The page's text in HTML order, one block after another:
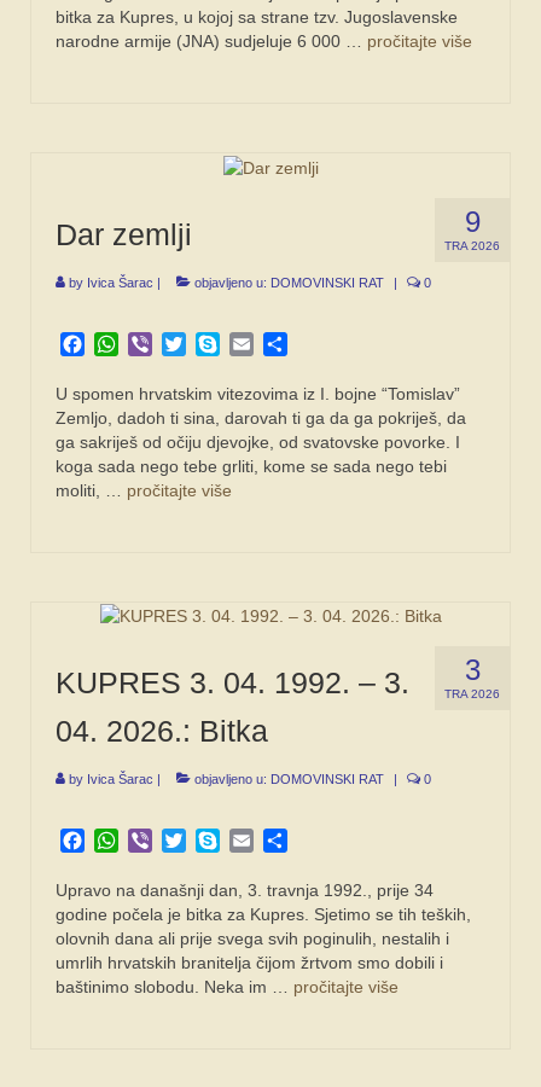
bitka za Kupres, u kojoj sa strane tzv. Jugoslavenske
narodne armije (JNA) sudjeluje 6 000 … pročitajte više
9
TRA 2026
Dar zemlji
by Ivica Šarac | objavljeno u: DOMOVINSKI RAT | 0
Facebook
WhatsApp
Viber TwitterSkypeEmail
U spomen hrvatskim vitezovima iz I. bojne “Tomislav”
Zemljo, dadoh ti sina, darovah ti ga da ga pokriješ, da
ga sakriješ od očiju djevojke, od svatovske povorke. I
koga sada nego tebe grliti, kome se sada nego tebi
moliti, … pročitajte više
3
TRA 2026
KUPRES 3. 04. 1992. – 3.
04. 2026.: Bitka
by Ivica Šarac | objavljeno u: DOMOVINSKI RAT | 0
Facebook
WhatsApp
Viber TwitterSkypeEmail
Upravo na današnji dan, 3. travnja 1992., prije 34
godine počela je bitka za Kupres. Sjetimo se tih teških,
olovnih dana ali prije svega svih poginulih, nestalih i
umrlih hrvatskih branitelja čijom žrtvom smo dobili i
baštinimo slobodu. Neka im … pročitajte više